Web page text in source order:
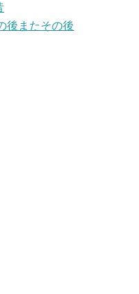
後またその後